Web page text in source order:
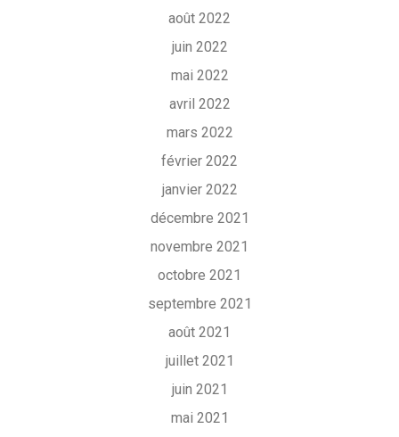
août 2022
juin 2022
mai 2022
avril 2022
mars 2022
février 2022
janvier 2022
décembre 2021
novembre 2021
octobre 2021
septembre 2021
août 2021
juillet 2021
juin 2021
mai 2021